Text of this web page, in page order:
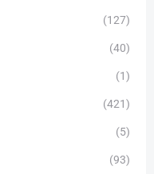
(127)
(40)
(1)
(421)
(5)
(93)